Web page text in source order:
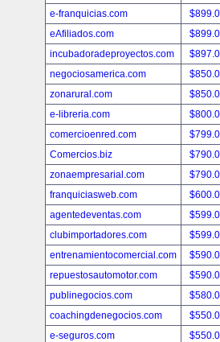
e-franquicias.com
eAfiliados.com
incubadoradeproyectos.com
negociosamerica.com
zonarural.com
e-libreria.com
comercioenred.com
Comercios.biz
zonaempresarial.com
franquiciasweb.com
agentedeventas.com
clubimportadores.com
entrenamientocomercial.com
repuestosautomotor.com
publinegocios.com
coachingdenegocios.com
e-seguros.com